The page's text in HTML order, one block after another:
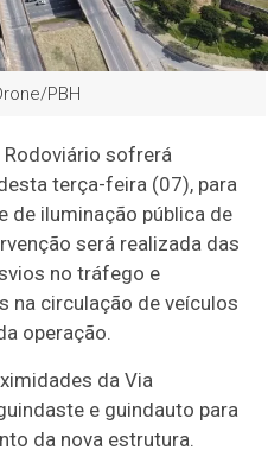
PBH
sofrerá
terça-feira (07), para
de iluminação pública de
será realizada das
no tráfego e
na circulação de veículos
operação.
da Via
e guindauto para
da nova estrutura.